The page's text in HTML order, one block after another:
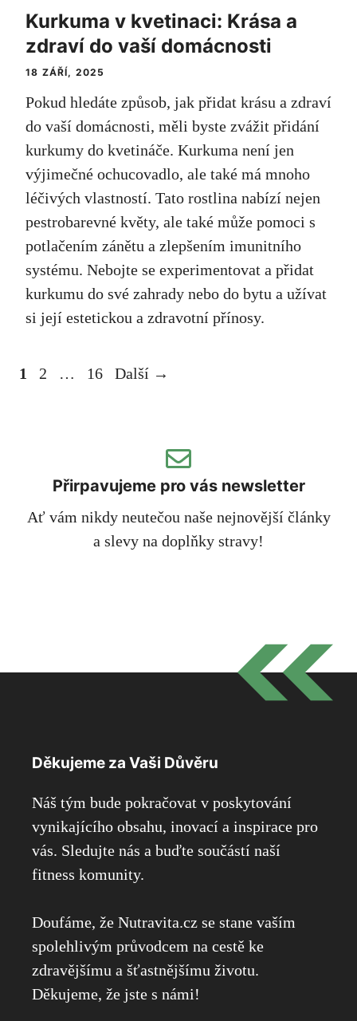
Kurkuma v kvetinaci: Krása a
zdraví do vaší domácnosti
18 ZÁŘÍ, 2025
Pokud hledáte způsob, jak přidat krásu a zdraví
do vaší domácnosti, měli byste zvážit přidání
kurkumy do kvetináče. Kurkuma není jen
výjimečné ochucovadlo, ale také má mnoho
léčivých vlastností. Tato rostlina nabízí nejen
pestrobarevné květy, ale také může pomoci s
potlačením zánětu a zlepšením imunitního
systému. Nebojte se experimentovat a přidat
kurkumu do své zahrady nebo do bytu a užívat
si její estetickou a zdravotní přínosy.
Stránka
1 Stránka
2 … Stránka
16 Další →
Přirpavujeme pro vás newsletter
Ať vám nikdy neutečou naše nejnovější články
a slevy na doplňky stravy!
Děkujeme za Vaši Důvěru
Náš tým bude pokračovat v poskytování
vynikajícího obsahu, inovací a inspirace pro
vás. Sledujte nás a buďte součástí naší
fitness komunity.
Doufáme, že Nutravita.cz se stane vaším
spolehlivým průvodcem na cestě ke
zdravějšímu a šťastnějšímu životu.
Děkujeme, že jste s námi!